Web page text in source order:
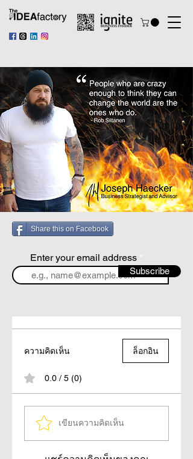
Share this on Facebook
Enter your email address
Subscribe
ความคิดเห็น ล็อกอิน
0.0 / 5 (0)
เขียนความคิดเห็น